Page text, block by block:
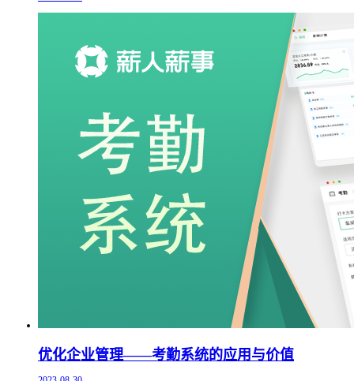
优化企业管理——考勤系统的应用与价值